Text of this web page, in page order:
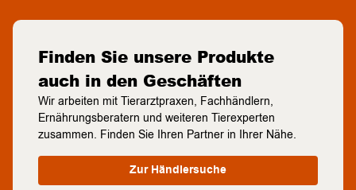
Finden Sie unsere Produkte
auch in den Geschäften
Wir arbeiten mit Tierarztpraxen, Fachhändlern,
Ernährungsberatern und weiteren Tierexperten
zusammen. Finden Sie Ihren Partner in Ihrer Nähe.
Zur Händlersuche